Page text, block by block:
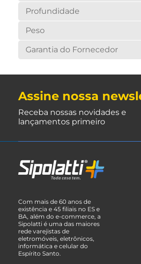
Profundidade
Peso
Garantia do Fornecedor
Assine nossa
Receba nossas novidades e
lançamentos primeiro
Com mais de 60 anos de
existência e 45 filiais no ES e
BA, além do e-commerce, a
Sipolatti é uma das maiores
rede varejistas de
eletromóveis, eletrônicos,
informática e celular do
Espírito Santo.